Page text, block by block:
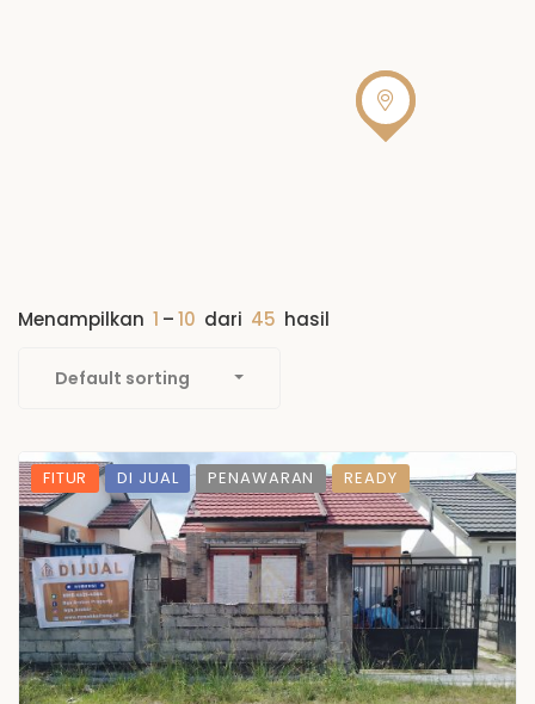
Menampilkan 1 –10 dari 45 hasil
Default sorting
FITUR DI JUAL PENAWARAN READY